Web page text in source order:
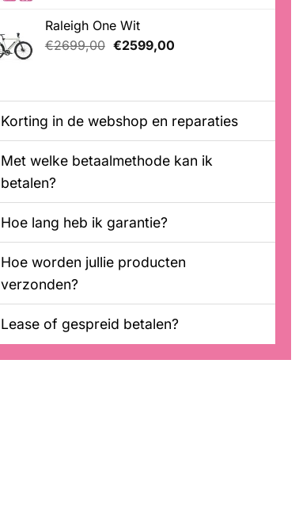
5.00
op 5
gebaseerd
op
klantbeoordelingen
Raleigh One Wit
€2699,00 Oorspronkelijke
€2599,00Huidige
Korting in de webshop en reparaties
Met welke betaalmethode kan ik
betalen?
Hoe lang heb ik garantie?
Hoe worden jullie producten
verzonden?
Lease of gespreid betalen?